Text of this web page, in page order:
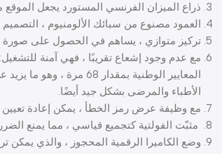
ذراع الميزان الفرنسي المستورد يجعل الموقع
العمود مصنوع من سبائك الألومنيوم ،
تركيز متوازي ، يساهم في الحصول على صورة
مع عدم وجود إشعاع تقريبًا ، فهي آمنة
الأطباء والمرضى بشكل جيد أيضًا.
مع وظيفة عرض رمز الخطأ ، يمكن إعادة
مثبّت الفولتية كتجميع قياسي ، مما يمنع
وضع الكاميرا الرقمية المحجوز ، والذي يمكن